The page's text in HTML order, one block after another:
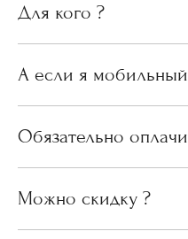
Для кого ?
А если я
Обязательно
Можно скидку ?